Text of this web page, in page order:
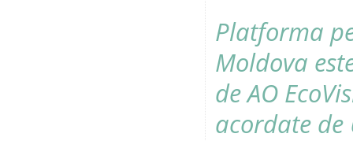
Platforma
Moldova
de AO
acordate de